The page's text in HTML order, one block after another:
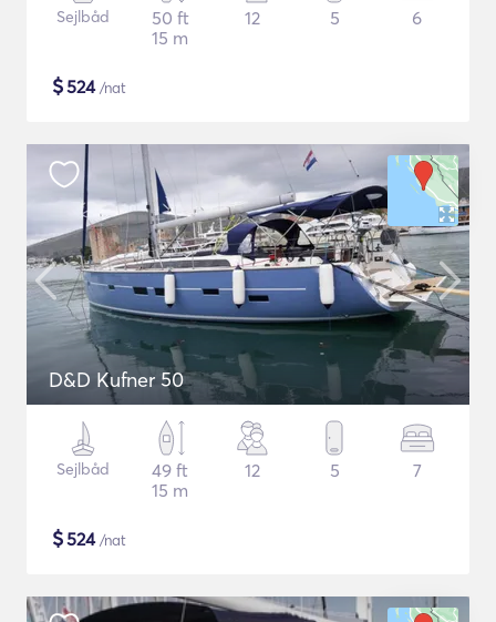
Sejlbåd
50 ft
15 m
12 5 6
$524/nat
D&D Kufner 50
Sejlbåd
49 ft
15 m
12 5 7
$524/nat